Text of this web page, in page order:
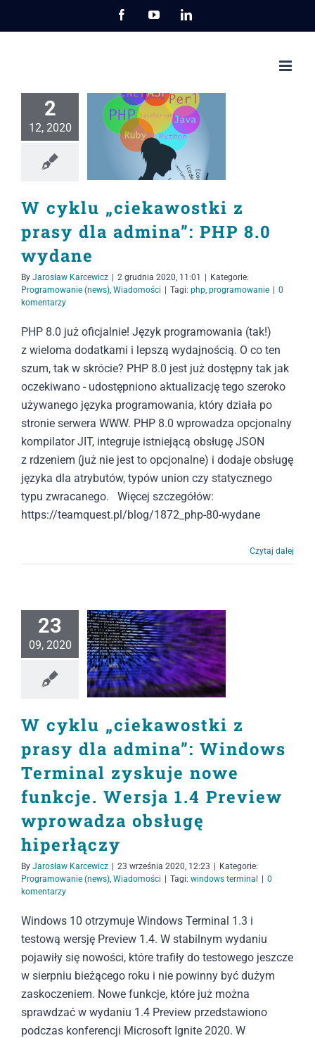
FacebookYouTubeLinkedIn
2
12, 2020
W cyklu „ciekawostki z
prasy dla admina”: PHP 8.0
wydane
By Jarosław Karcewicz | 2 grudnia 2020, 11:01 | Kategorie:
Programowanie (news) Wiadomości | Tagi: php programowanie | 0
komentarzy
PHP 8.0 już oficjalnie! Język programowania (tak!)
z wieloma dodatkami i lepszą wydajnością. O co ten
szum, tak w skrócie? PHP 8.0 jest już dostępny tak jak
oczekiwano - udostępniono aktualizację tego szeroko
używanego języka programowania, który działa po
stronie serwera WWW. PHP 8.0 wprowadza opcjonalny
kompilator JIT, integruje istniejącą obsługę JSON
z rdzeniem (już nie jest to opcjonalne) i dodaje obsługę
języka dla atrybutów, typów union czy statycznego
typu zwracanego. Więcej szczegółów:
https://teamquest.pl/blog/1872_php-80-wydane
Czytaj dalej
23
09, 2020
W cyklu „ciekawostki z
prasy dla admina”: Windows
Terminal zyskuje nowe
funkcje. Wersja 1.4 Preview
wprowadza obsługę
hiperłączy
By Jarosław Karcewicz | 23 września 2020, 12:23 | Kategorie:
Programowanie (news) Wiadomości | Tagi: windows terminal | 0
komentarzy
Windows 10 otrzymuje Windows Terminal 1.3 i
testową wersję Preview 1.4. W stabilnym wydaniu
pojawiły się nowości, które trafiły do testowego jeszcze
w sierpniu bieżącego roku i nie powinny być dużym
zaskoczeniem. Nowe funkcje, które już można
sprawdzać w wydaniu 1.4 Preview przedstawiono
podczas konferencji Microsoft Ignite 2020. W